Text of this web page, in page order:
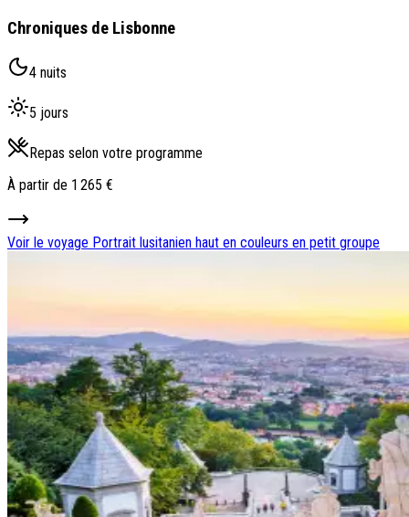
Chroniques de Lisbonne
4 nuits
5 jours
Repas selon votre programme
À partir de 1 265 €
Voir le voyage Portrait lusitanien haut en couleurs en petit groupe